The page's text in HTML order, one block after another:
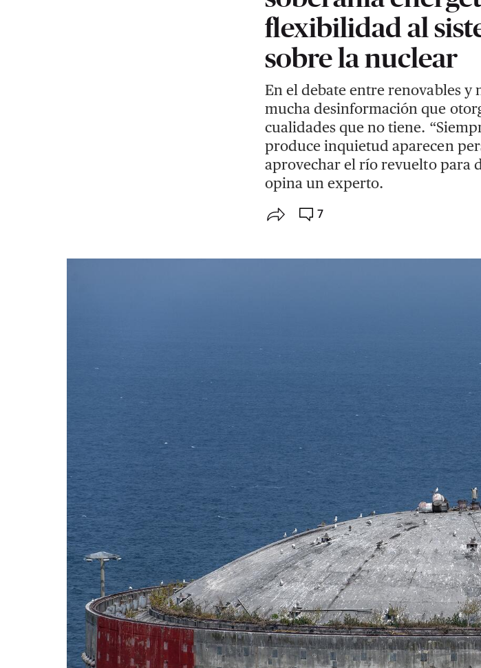
flexibilidad al
sobre la nuclear
En el debate entre renovables y
mucha desinformación que
cualidades que no tiene.
produce inquietud aparecen
aprovechar el río revuelto para
opina un experto.
7